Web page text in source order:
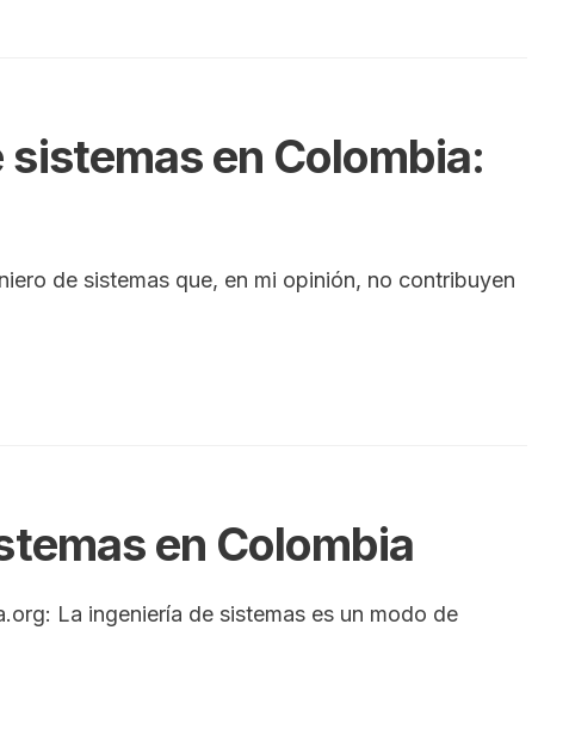
en Colombia:
de sistemas que, en mi opinión, no contribuyen
en Colombia
La ingeniería de sistemas es un modo de